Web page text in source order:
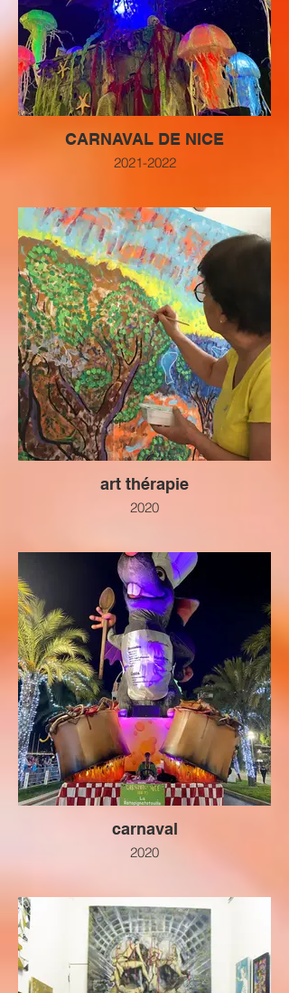
CARNAVAL DE NICE
2021-2022
art thérapie
2020
carnaval
2020